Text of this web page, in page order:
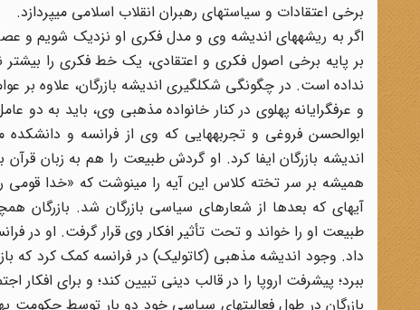
برخی اعتقادات و سیاستهای رهبران انقلاب اسلامی میپردازد.
اگر به ریشههای اندیشه وی و مدل فکری او نزدیک شویم و
بر پایه برخی اصول فکری و اعتقادی، یک خط فکری را بیشتر
نداده است. در چگونگی شکلگیری اندیشه بازرگان، علاوه
و عرفگرایانه پهلوی در کنار خانواده مذهبی وی، باید به دو
ابوالحسن فروغی و تجربههایی که وی از فرانسه و
اندیشه بازرگان ایفا کرد. او گردش طبیعت را هم به زبان
آیهای که بعدها از شعارهای سیاسی بازرگان شد. بازرگان
طبیعت او را خواند و تحت تأثیر افکار وی قرار گرفت. او در
داد. وجود اندیشه مذهبی (کاتولیک) در فرانسه کمک کرد که
ببرد؛ پیشرفت اروپا را در قالب دینی تبیین کند؛ و برای افکار